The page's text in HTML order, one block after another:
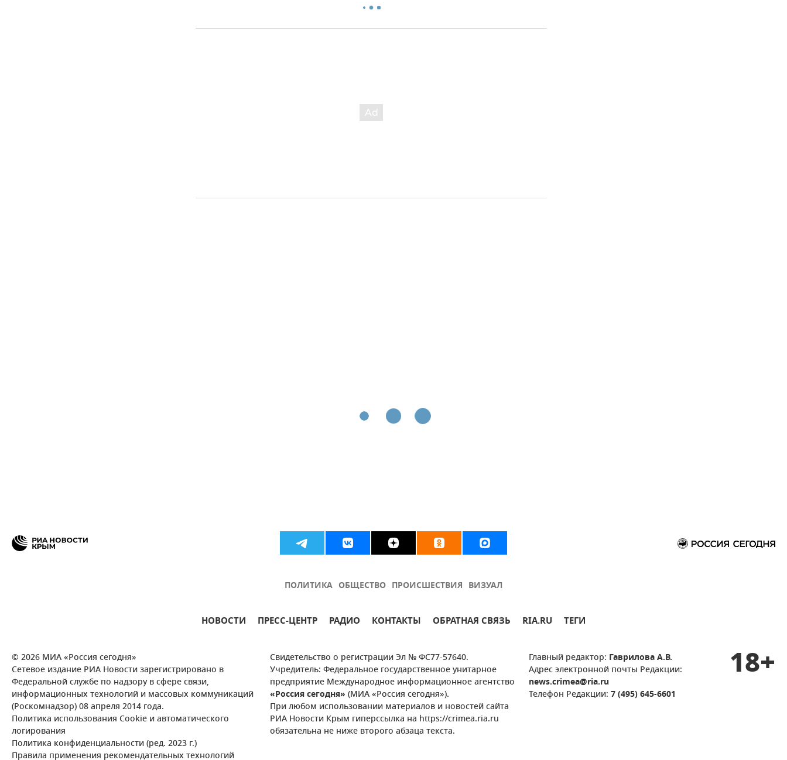
ПОЛИТИКА ОБЩЕСТВО ПРОИСШЕСТВИЯ ВИЗУАЛ
НОВОСТИ ПРЕСС-ЦЕНТР РАДИО КОНТАКТЫ ОБРАТНАЯ СВЯЗЬ RIA.RU ТЕГИ
© 2026 МИА «Россия сегодня»
Сетевое издание РИА Новости зарегистрировано в
Федеральной службе по надзору в сфере связи,
информационных технологий и массовых коммуникаций
(Роскомнадзор) 08 апреля 2014 года.
Политика использования Cookie и автоматического
логирования
Политика конфиденциальности (ред. 2023 г.)
Правила применения рекомендательных технологий
Свидетельство о регистрации Эл № ФС77-57640.
Учредитель: Федеральное государственное унитарное
предприятие Международное информационное агентство
«Россия сегодня» (МИА «Россия сегодня»).
При любом использовании материалов и новостей сайта
РИА Новости Крым гиперссылка на https://crimea.ria.ru
обязательна не ниже второго абзаца текста.
Главный редактор: Гаврилова А.В.
Адрес электронной почты Редакции:
news.crimea@ria.ru
Телефон Редакции: 7 (495) 645-6601
18+